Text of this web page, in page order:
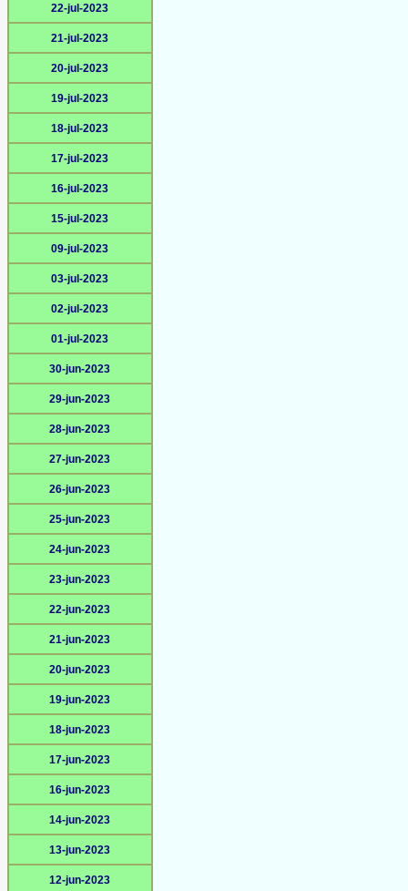
22-jul-2023
21-jul-2023
20-jul-2023
19-jul-2023
18-jul-2023
17-jul-2023
16-jul-2023
15-jul-2023
09-jul-2023
03-jul-2023
02-jul-2023
01-jul-2023
30-jun-2023
29-jun-2023
28-jun-2023
27-jun-2023
26-jun-2023
25-jun-2023
24-jun-2023
23-jun-2023
22-jun-2023
21-jun-2023
20-jun-2023
19-jun-2023
18-jun-2023
17-jun-2023
16-jun-2023
14-jun-2023
13-jun-2023
12-jun-2023